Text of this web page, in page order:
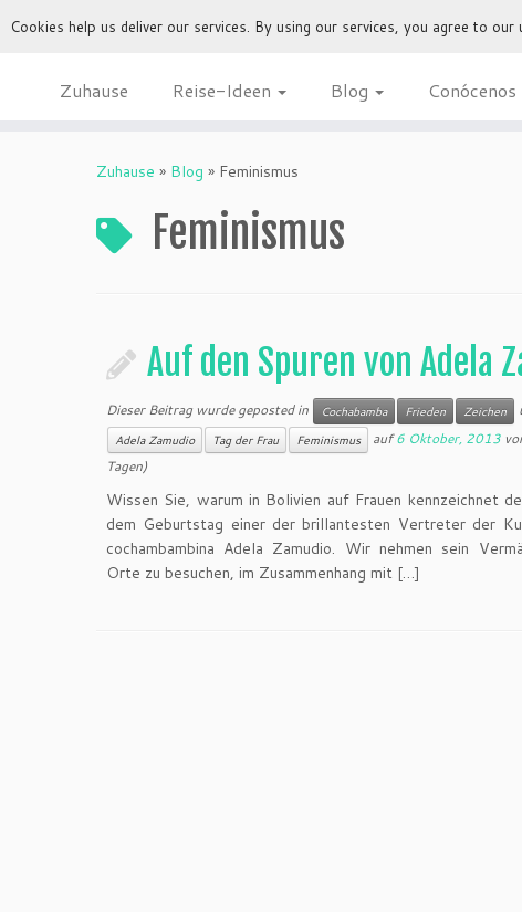
Zuhause Reise-Ideen Blog Conócenos
Zuhause » Blog » Feminismus
Feminismus
Auf den Spuren von Adela
Dieser Beitrag wurde geposted in Cochabamba Frieden Zeichen
Adela Zamudio
Tag der Frau Feminismus auf6 Oktober, 2013
Tagen)
Wissen Sie, warum in Bolivien auf Frauen kennzeichnet
dem Geburtstag einer der brillantesten Vertreter der
cochambambina Adela Zamudio. Wir nehmen sein
Orte zu besuchen, im Zusammenhang mit […]
Cookies help us deliver our services. By using our services, you agree to